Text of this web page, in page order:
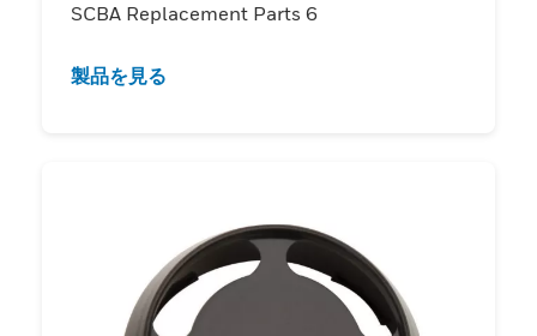
SCBA Replacement Parts 6
製品を見る